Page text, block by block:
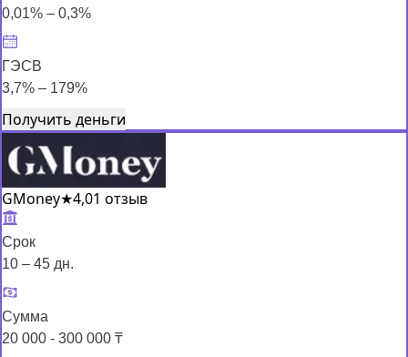
0,01% – 0,3%
ГЭСВ
3,7% – 179%
Получить деньги
GMoney★4,01 отзыв
Срок
10 – 45 дн.
Сумма
20 000 - 300 000 ₸